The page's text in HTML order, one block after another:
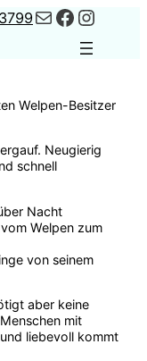
Kontakt
Welpen-Besitzer
Neugierig
schnell
Nacht
Welpen zum
von seinem
aber keine
mit
liebevoll kommt